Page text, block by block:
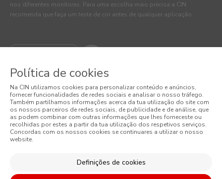
nos diferentes monitores. Para uma escolha mais precisa a CIN
recomenda que faça um teste de cor antes de qualquer aplicação.
© 2026 CIN, S.A.
Termos e Condições
Política de Privacidade
Política de cookies
Na CIN utilizamos cookies para personalizar conteúdo e anúncios,
fornecer funcionalidades de redes sociais e analisar o nosso tráfego.
Também partilhamos informações acerca da tua utilização do site com
os nossos parceiros de redes sociais, de publicidade e de análise, que
as podem combinar com outras informações que lhes forneceste ou
recolhidas por estes a partir da tua utilização dos respetivos serviços.
Concordas com os nossos cookies se continuares a utilizar o nosso
website.
Definições de cookies